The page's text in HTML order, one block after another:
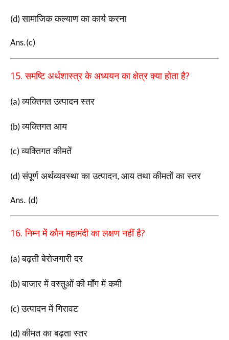
(d)सामाजिक कल्याण का कार्य करना
Ans.(c)
15.समष्टि अर्थशास्त्र के अध्ययन का क्षेत्र क्या होता है?
(a)व्यक्तिगत उत्पादन स्तर
(b)व्यक्तिगत आय
(c)व्यक्तिगत कीमतें
(d)संपूर्ण अर्थव्यवस्था का उत्पादन, आय तथा कीमतों का स्तर
Ans. (d)
16.निम्न में कौन महामंदी का लक्षण नहीं है?
(a)बढ़ती बेरोजगारी दर
(b)बाजार में वस्तुओं की माँग में कमी
(c)उत्पादन में गिरावट
(d)कीमत का बढ़ता स्तर